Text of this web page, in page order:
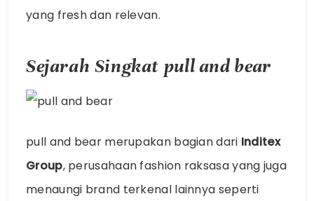
yang fresh dan relevan.
Sejarah Singkat pull and bear
pull and bear merupakan bagian dari Inditex
Group, perusahaan fashion raksasa yang juga
menaungi brand terkenal lainnya seperti